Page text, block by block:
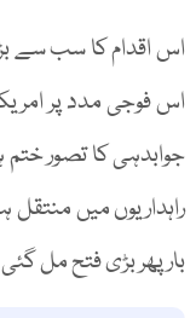
اس اقدام کا سب سے
اس فوجی مدد پر
جوابدہی کا تصور ختم
راہداریوں میں
بار پھر بڑی فتح مل